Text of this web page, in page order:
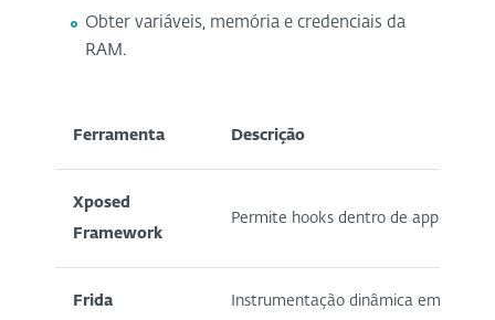
Obter variáveis, memória e credenciais da
RAM.
Ferramenta Descrição
Xposed
Framework
Permite hooks dentro de apps
Frida Instrumentação dinâmica em